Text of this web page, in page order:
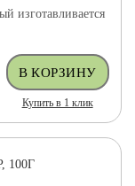
изготавливается
Купить в 1 клик